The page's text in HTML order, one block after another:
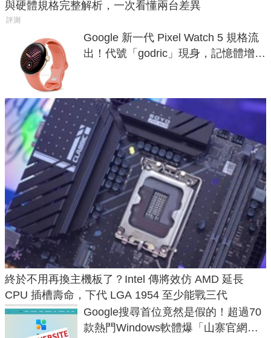
與硬體規格完整解析，一次看懂兩台差異
評測
Google 新一代 Pixel Watch 5 規格流
出！代號「godric」現身，記憶體增強
終於不用再換主機板了？Intel 傳將效仿 AMD 延長
CPU 插槽壽命，下代 LGA 1954 至少能戰三代
Google搜尋首位竟然是假的！超過70
款熱門Windows軟體爆「山寨官網」